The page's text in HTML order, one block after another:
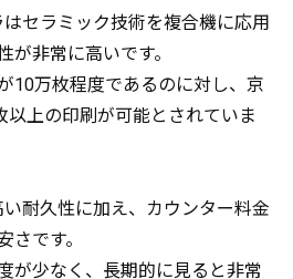
セラミック技術を複合機に応用
が非常に高いです。
10万枚程度であるのに対し、京
以上の印刷が可能とされていま
耐久性に加え、カウンター料金
さです。
が少なく、長期的に見ると非常